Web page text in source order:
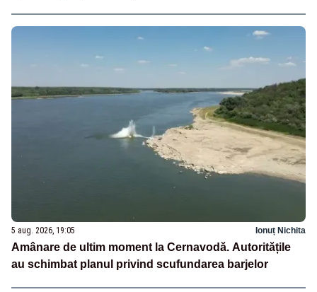
5 aug. 2026, 19:05 Ionuț Nichita
Amânare de ultim moment la Cernavodă. Autoritățile
au schimbat planul privind scufundarea barjelor